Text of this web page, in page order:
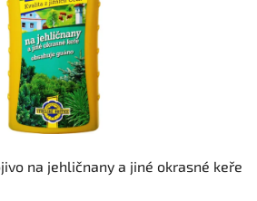
na jehličnany a jiné okrasné keře